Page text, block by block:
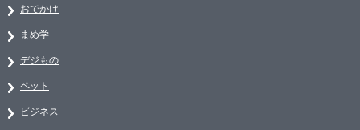
おでかけ
まめ学
デジもの
ペット
ビジネス